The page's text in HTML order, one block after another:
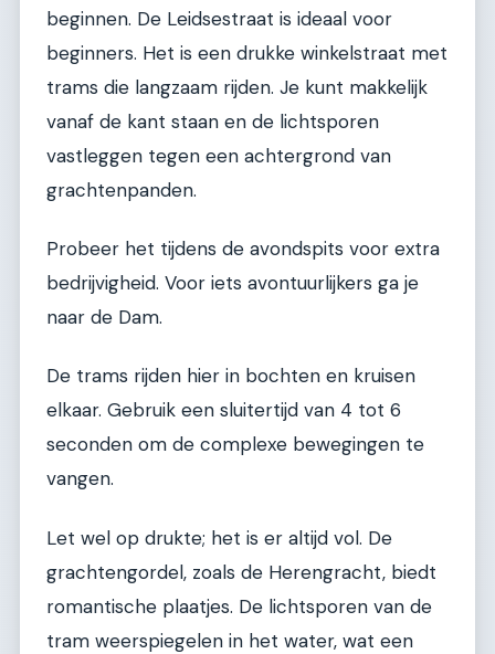
beginnen. De Leidsestraat is ideaal voor
beginners. Het is een drukke winkelstraat met
trams die langzaam rijden. Je kunt makkelijk
vanaf de kant staan en de lichtsporen
vastleggen tegen een achtergrond van
grachtenpanden.
Probeer het tijdens de avondspits voor extra
bedrijvigheid. Voor iets avontuurlijkers ga je
naar de Dam.
De trams rijden hier in bochten en kruisen
elkaar. Gebruik een sluitertijd van 4 tot 6
seconden om de complexe bewegingen te
vangen.
Let wel op drukte; het is er altijd vol. De
grachtengordel, zoals de Herengracht, biedt
romantische plaatjes. De lichtsporen van de
tram weerspiegelen in het water, wat een